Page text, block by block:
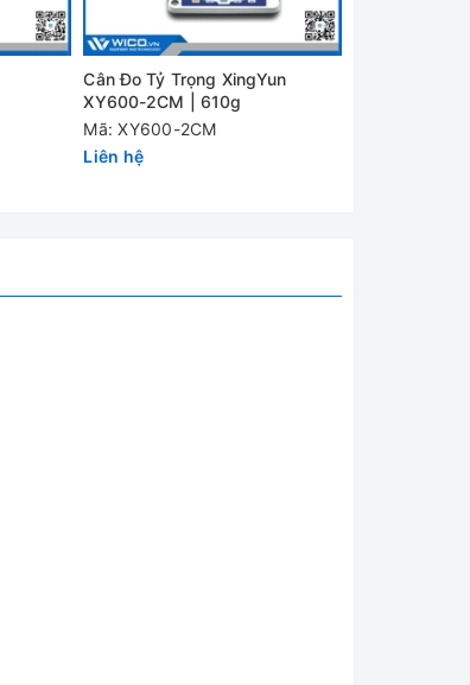
Cân Đo Tỷ Trọng XingYun
XY600-2CM | 610g
Mã: XY600-2CM
Liên hệ